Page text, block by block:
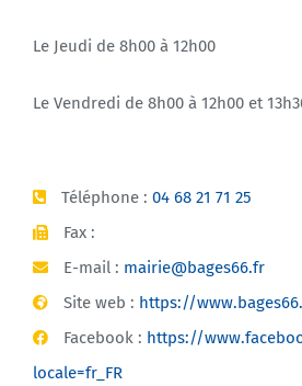
Le Jeudi de 8h00 à 12h00
Le Vendredi de 8h00 à 12h00 et
Téléphone : 04 68 21 71 25
Fax :
E-mail : mairie@bages66.fr
Site web : https://
Facebook : https://
locale=fr_FR